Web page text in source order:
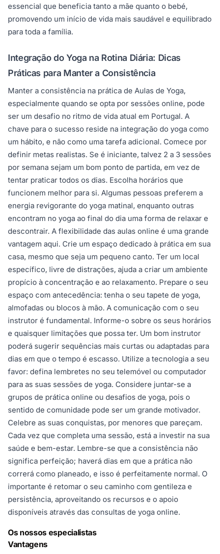
essencial que beneficia tanto a mãe quanto o bebé,
promovendo um início de vida mais saudável e equilibrado
para toda a família.
Integração do Yoga na Rotina Diária: Dicas
Práticas para Manter a Consistência
Manter a consistência na prática de Aulas de Yoga,
especialmente quando se opta por sessões online, pode
ser um desafio no ritmo de vida atual em Portugal. A
chave para o sucesso reside na integração do yoga como
um hábito, e não como uma tarefa adicional. Comece por
definir metas realistas. Se é iniciante, talvez 2 a 3 sessões
por semana sejam um bom ponto de partida, em vez de
tentar praticar todos os dias. Escolha horários que
funcionem melhor para si. Algumas pessoas preferem a
energia revigorante do yoga matinal, enquanto outras
encontram no yoga ao final do dia uma forma de relaxar e
descontrair. A flexibilidade das aulas online é uma grande
vantagem aqui. Crie um espaço dedicado à prática em sua
casa, mesmo que seja um pequeno canto. Ter um local
específico, livre de distrações, ajuda a criar um ambiente
propício à concentração e ao relaxamento. Prepare o seu
espaço com antecedência: tenha o seu tapete de yoga,
almofadas ou blocos à mão. A comunicação com o seu
instrutor é fundamental. Informe-o sobre os seus horários
e quaisquer limitações que possa ter. Um bom instrutor
poderá sugerir sequências mais curtas ou adaptadas para
dias em que o tempo é escasso. Utilize a tecnologia a seu
favor: defina lembretes no seu telemóvel ou computador
para as suas sessões de yoga. Considere juntar-se a
grupos de prática online ou desafios de yoga, pois o
sentido de comunidade pode ser um grande motivador.
Celebre as suas conquistas, por menores que pareçam.
Cada vez que completa uma sessão, está a investir na sua
saúde e bem-estar. Lembre-se que a consistência não
significa perfeição; haverá dias em que a prática não
correrá como planeado, e isso é perfeitamente normal. O
importante é retomar o seu caminho com gentileza e
persistência, aproveitando os recursos e o apoio
disponíveis através das consultas de yoga online.
Os nossos especialistas
Vantagens